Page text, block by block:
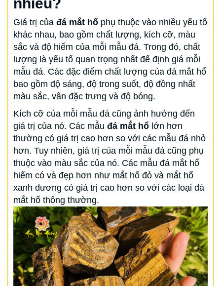
Giá trị của đá mắt hổ phụ thuộc vào nhiều yếu tố
khác nhau, bao gồm chất lượng, kích cỡ, màu
sắc và độ hiếm của mỗi mẫu đá. Trong đó, chất
lượng là yếu tố quan trọng nhất để định giá mỗi
mẫu đá. Các đặc điểm chất lượng của đá mắt hổ
bao gồm độ sáng, độ trong suốt, độ đồng nhất
màu sắc, vân đặc trưng và độ bóng.
Kích cỡ của mỗi mẫu đá cũng ảnh hưởng đến
giá trị của nó. Các mẫu đá mắt hổ lớn hơn
thường có giá trị cao hơn so với các mẫu đá nhỏ
hơn. Tuy nhiên, giá trị của mỗi mẫu đá cũng phụ
thuộc vào màu sắc của nó. Các mẫu đá mắt hổ
hiếm có và đẹp hơn như mắt hổ đỏ và mắt hổ
xanh dương có giá trị cao hơn so với các loại đá
mắt hổ thông thường.